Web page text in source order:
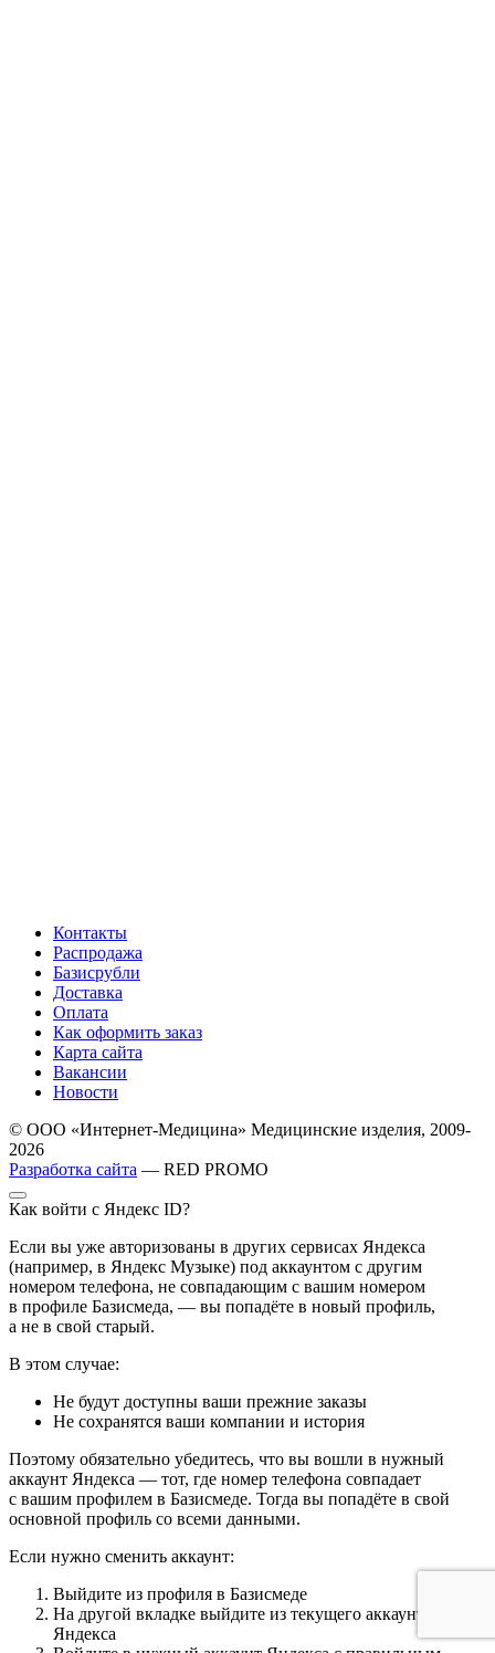
Контакты
Распродажа
Базисрубли
Доставка
Оплата
Как оформить заказ
Карта сайта
Вакансии
Новости
© ООО «Интернет-Медицина» Медицинские изделия, 2009-
2026
Разработка сайта — RED PROMO
Как войти с Яндекс ID?
Если вы уже авторизованы в других сервисах Яндекса
(например, в Яндекс Музыке) под аккаунтом с другим
номером телефона, не совпадающим с вашим номером
в профиле Базисмеда, — вы попадёте в новый профиль,
а не в свой старый.
В этом случае:
Не будут доступны ваши прежние заказы
Не сохранятся ваши компании и история
Поэтому обязательно убедитесь, что вы вошли в нужный
аккаунт Яндекса — тот, где номер телефона совпадает
с вашим профилем в Базисмеде. Тогда вы попадёте в свой
основной профиль со всеми данными.
Если нужно сменить аккаунт:
Выйдите из профиля в Базисмеде
На другой вкладке выйдите из текущего аккаунта
Яндекса